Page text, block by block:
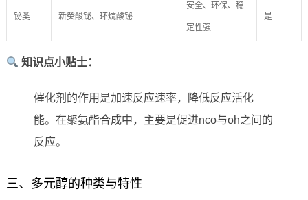
铋类 新癸酸铋、环烷酸铋
安全、环保、稳
定性强
是
知识点小贴士：
催化剂的作用是加速反应速率，降低反应活化
能。在聚氨酯合成中，主要是促进nco与oh之间的
反应。
三、多元醇的种类与特性